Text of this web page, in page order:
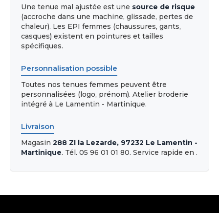
Une tenue mal ajustée est une source de risque
(accroche dans une machine, glissade, pertes de
chaleur). Les EPI femmes (chaussures, gants,
casques) existent en pointures et tailles
spécifiques.
Personnalisation possible
Toutes nos tenues femmes peuvent être
personnalisées (logo, prénom). Atelier broderie
intégré à Le Lamentin - Martinique.
Livraison
Magasin 288 ZI la Lezarde, 97232 Le Lamentin -
Martinique. Tél. 05 96 01 01 80. Service rapide en .